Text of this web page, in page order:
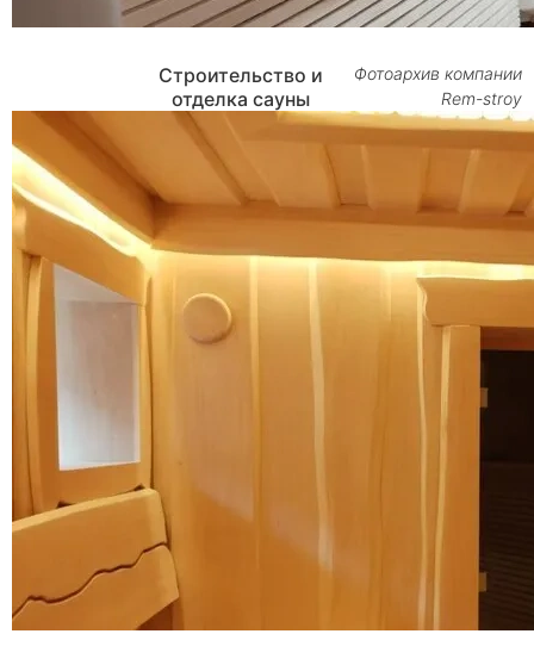
Строительство и
отделка сауны
Фотоархив компании
Rem-stroy